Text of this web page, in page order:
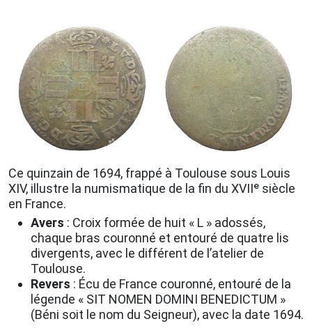
Ce quinzain de 1694, frappé à Toulouse sous Louis
XIV, illustre la numismatique de la fin du XVIIᵉ siècle
en France.
Avers : Croix formée de huit « L » adossés,
chaque bras couronné et entouré de quatre lis
divergents, avec le différent de l’atelier de
Toulouse.
Revers : Écu de France couronné, entouré de la
légende « SIT NOMEN DOMINI BENEDICTUM »
(Béni soit le nom du Seigneur), avec la date 1694.